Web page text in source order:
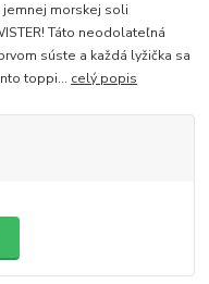
morskej soli
Táto neodolateľná
súste a každá lyžička sa
toppi... celý popis